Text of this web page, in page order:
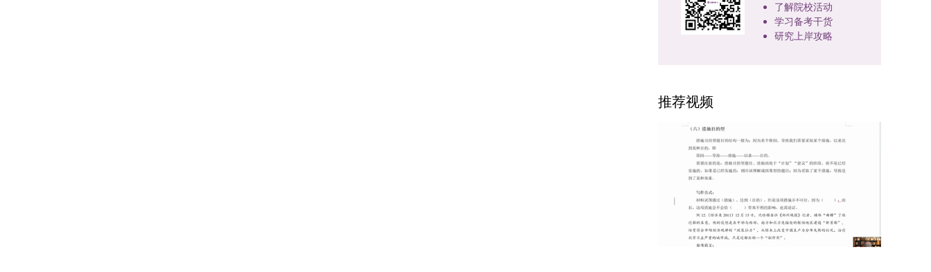
网上公示，并完成体检、政审、调档等程序后，学
院将向合格考生寄发录取通知书。
视野。通过系列改革，研究生科研创新与学科竞赛
成果丰硕：2024年，研究生以第一作者发表的三
检索论文占比达91.55%；在“中国研究生创新实践
的课程与培养体系，强化学术型人才的理论素养和
专业型人才的实践能力。（二）加强产教融合与平
台建设通过科技小院、联合培养基地等载体，推动
校企、校所协同育人，提升研究生解决实际问题的
能力。案例库与优质课程建设为高质量教学提供支
撑。（三）支持科研创新与学术交流学校设立专项
科研基金，举办高水平学术讲座，鼓励研究生参与
创新实践。近年来，研究生在论文发表与学科竞赛
方面取得一系列突破，体现了培养质量的显著提
象。5. 复试应试要求为保障复试工作的严肃性与
规范性，考生在参加笔试和面试时，必须携带本人
身份证及学生证原件，以便工作人员进行身份核
宜，均以海南大学教务处发布的自主选择专业相关
文件及后续通知为准。考生若在报名及备考过程中
有疑问，可联系学院选拔工作领导小组秘书咨询，
确保及时获取准确信息。
设列表中选择，具体分类可参考相关说明，无对应
选项时选择“其他”，并在竞赛名称中详细标注）、
获奖等级等核心信息。获奖级别分为国际级、国家
奖项有多名研究生共同参与的，由其中1名研究生
负责统一登记，同时按证书上的姓名顺序填写所有
参赛成员及排名，其他成员无需重复填报，系统将
自动关联显示相关信息；团队中包含非本校研究生
的，需在备注栏明确说明。附件材料需上传获奖证
书的彩色扫描件。（四）学术交流活动登记细则研
究生参与的国内外学术交流活动，包括参加学术会
议听会、本人在会议上作报告及参与科考活动等，
均需在系统“学术活动信息维护”菜单进行登记。附
了解院校活动
学习备考干货
研究上岸攻略
推荐视频